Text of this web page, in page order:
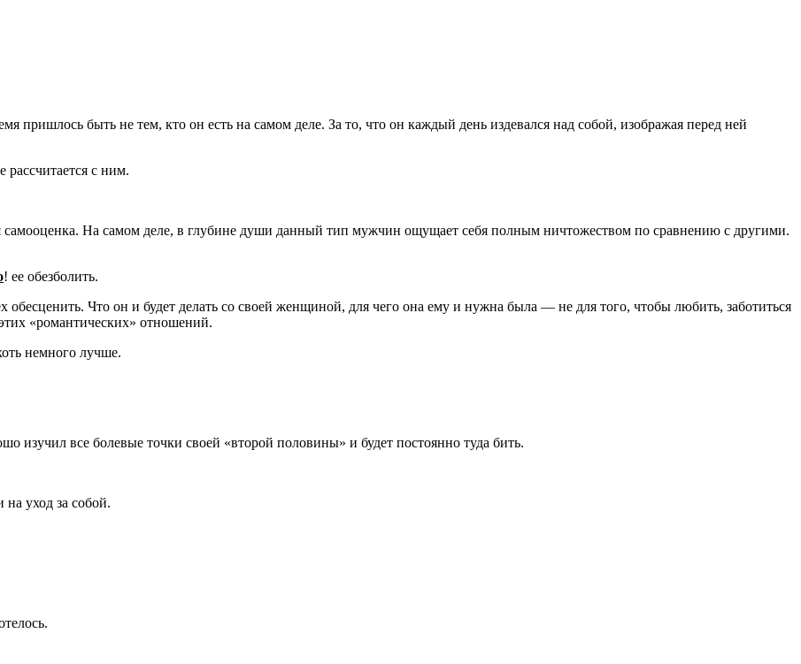
пришлось быть не тем, кто он есть на самом деле. За то, что он каждый день издевался над собой, изображая перед ней
рассчитается с ним.
самооценка. На самом деле, в глубине души данный тип мужчин ощущает себя полным ничтожеством по сравнению с другими.
! ее обезболить.
Что он и будет делать со своей женщиной, для чего она ему и нужна была — не для того, чтобы любить, заботиться
«романтических» отношений.
немного лучше.
изучил все болевые точки своей «второй половины» и будет постоянно туда бить.
уход за собой.